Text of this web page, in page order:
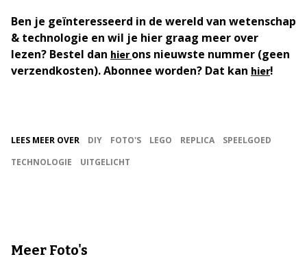
Ben je geïnteresseerd in de wereld van wetenschap
& technologie en wil je hier graag meer over
lezen? Bestel dan hierons nieuwste nummer (geen
verzendkosten). Abonnee worden? Dat kan hier!
LEES MEER OVER DIY FOTO'S LEGO REPLICA
SPEELGOED
TECHNOLOGIE
UITGELICHT
Meer Foto's